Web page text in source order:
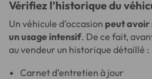
Vérifiez l’historique du
Un véhicule d’occasion peut avoir
un usage intensif. De ce fait,
au vendeur un historique détaillé :
Carnet d’entretien à jour